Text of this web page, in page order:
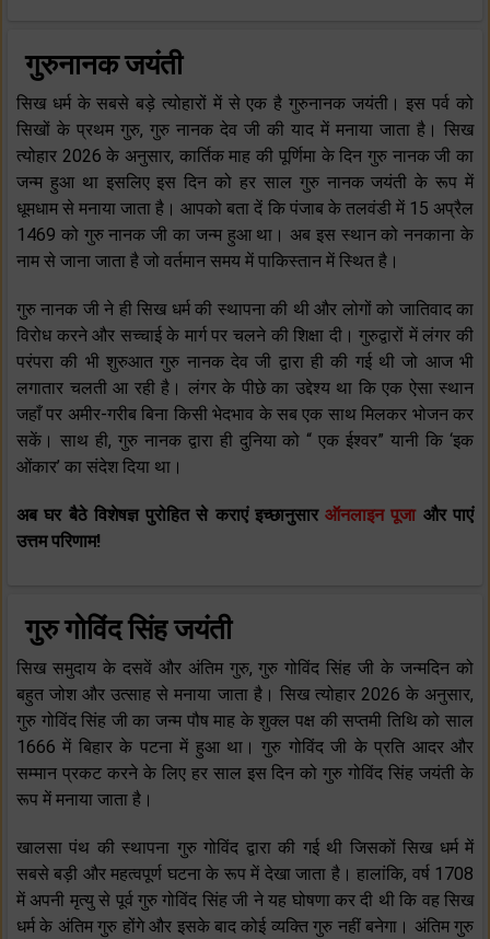
गुरुनानक जयंती
सिख धर्म के सबसे बड़े त्योहारों में से एक है गुरुनानक जयंती। इस पर्व को
सिखों के प्रथम गुरु, गुरु नानक देव जी की याद में मनाया जाता है। सिख
त्योहार 2026 के अनुसार, कार्तिक माह की पूर्णिमा के दिन गुरु नानक जी का
जन्म हुआ था इसलिए इस दिन को हर साल गुरु नानक जयंती के रूप में
धूमधाम से मनाया जाता है। आपको बता दें कि पंजाब के तलवंडी में 15 अप्रैल
1469 को गुरु नानक जी का जन्म हुआ था। अब इस स्थान को ननकाना के
नाम से जाना जाता है जो वर्तमान समय में पाकिस्तान में स्थित है।
गुरु नानक जी ने ही सिख धर्म की स्थापना की थी और लोगों को जातिवाद का
विरोध करने और सच्चाई के मार्ग पर चलने की शिक्षा दी। गुरुद्वारों में लंगर की
परंपरा की भी शुरुआत गुरु नानक देव जी द्वारा ही की गई थी जो आज भी
लगातार चलती आ रही है। लंगर के पीछे का उद्देश्य था कि एक ऐसा स्थान
जहाँ पर अमीर-गरीब बिना किसी भेदभाव के सब एक साथ मिलकर भोजन कर
सकें। साथ ही, गुरु नानक द्वारा ही दुनिया को “ एक ईश्वर” यानी कि ‘इक
ओंकार’ का संदेश दिया था।
अब घर बैठे विशेषज्ञ पुरोहित से कराएं इच्छानुसारऑनलाइन पूजा और पाएं
उत्तम परिणाम!
गुरु गोविंद सिंह जयंती
सिख समुदाय के दसवें और अंतिम गुरु, गुरु गोविंद सिंह जी के जन्मदिन को
बहुत जोश और उत्साह से मनाया जाता है। सिख त्योहार 2026 के अनुसार,
गुरु गोविंद सिंह जी का जन्म पौष माह के शुक्ल पक्ष की सप्तमी तिथि को साल
1666 में बिहार के पटना में हुआ था। गुरु गोविंद जी के प्रति आदर और
सम्मान प्रकट करने के लिए हर साल इस दिन को गुरु गोविंद सिंह जयंती के
रूप में मनाया जाता है।
खालसा पंथ की स्थापना गुरु गोविंद द्वारा की गई थी जिसकों सिख धर्म में
सबसे बड़ी और महत्वपूर्ण घटना के रूप में देखा जाता है। हालांकि, वर्ष 1708
में अपनी मृत्यु से पूर्व गुरु गोविंद सिंह जी ने यह घोषणा कर दी थी कि वह सिख
धर्म के अंतिम गुरु होंगे और इसके बाद कोई व्यक्ति गुरु नहीं बनेगा। अंतिम गुरु